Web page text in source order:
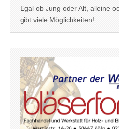
Egal ob Jung oder Alt, alleine
gibt viele Möglichkeiten!